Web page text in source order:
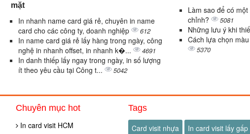
mặt
In nhanh name card giá rẻ, chuyên in name
card cho các công ty, doanh nghiệp
612
In name card giá rẻ lấy hàng trong ngày, công
nghệ in nhanh offset, in nhanh k�...
4691
In danh thiếp lấy ngay trong ngày, in số lượng
ít theo yêu cầu tại Công t...
5042
Làm sao để có
chỉnh?
5081
Những lưu ý khi
Cách lựa chọn
5370
Chuyên mục hot
In card visit HCM
Tags
Card visit nhựa In card visit lấy gấp